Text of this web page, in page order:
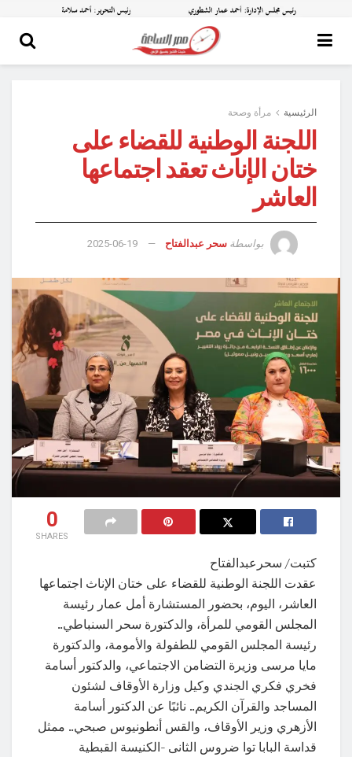
الرئيسية مرأة وصحة
اللجنة الوطنية للقضاء على
ختان الإناث تعقد اجتماعها
العاشر
بواسطة سحر عبدالفتاح 2025-06-19
0
SHARES
كتبت/ سحرعبدالفتاح
عقدت اللجنة الوطنية للقضاء على ختان الإناث اجتماعها
العاشر، اليوم، بحضور المستشارة أمل عمار رئيسة
المجلس القومي للمرأة، والدكتورة سحر السنباطي..
رئيسة المجلس القومي للطفولة والأمومة، والدكتورة
مايا مرسى وزيرة التضامن الاجتماعي، والدكتور أسامة
فخري فكري الجندي وكيل وزارة الأوقاف لشئون
المساجد والقرآن الكريم.. نائبًا عن الدكتور أسامة
الأزهري وزير الأوقاف، والقس أنطونيوس صبحي.. ممثل
قداسة البابا توا ضروس الثانى -الكنيسة القبطية